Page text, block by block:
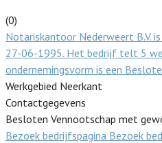
(0)
Notariskantoor Nederweert B.V.
27-06-1995. Het bedrijf telt 5
ondernemingsvorm is een
Werkgebied Neerkant
Contactgegevens
Besloten Vennootschap met
Bezoek bedrijfspagina Bezoek